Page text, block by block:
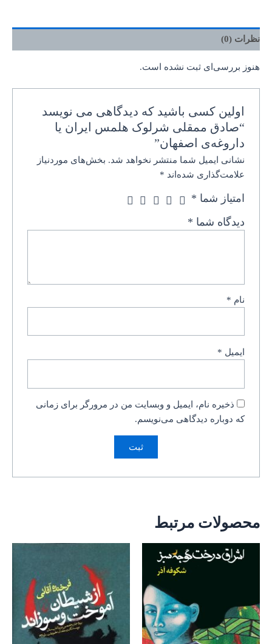
نظرات (0)
هنوز بررسی‌ای ثبت نشده است.
اولین کسی باشید که دیدگاهی می نویسد
“صادق ممقلی شرلوک هلمس ایران یا
داروغه‌ی اصفهان”
نشانی ایمیل شما منتشر نخواهد شد. بخش‌های موردنیاز
علامت‌گذاری شده‌اند *
امتیاز شما *
دیدگاه شما *
نام *
ایمیل *
ذخیره نام، ایمیل و وبسایت من در مرورگر برای زمانی
که دوباره دیدگاهی می‌نویسم.
محصولات مرتبط